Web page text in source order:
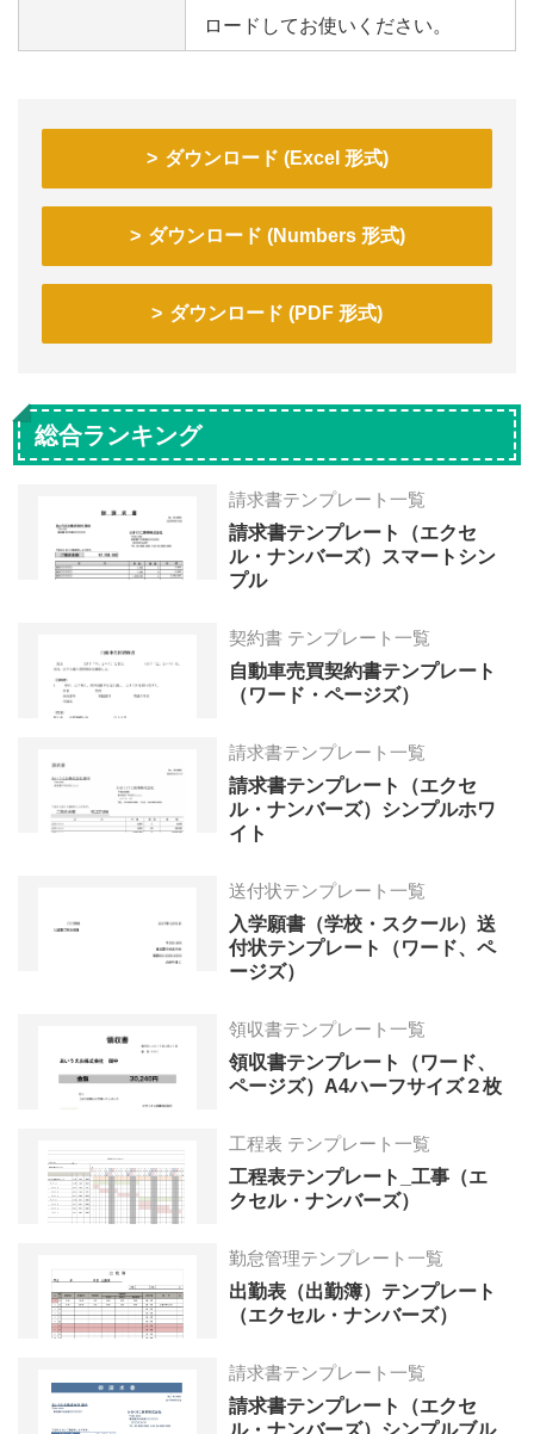
ロードしてお使いください。
ダウンロード (Excel 形式)
ダウンロード (Numbers 形式)
ダウンロード (PDF 形式)
総合ランキング
請求書テンプレート一覧
請求書テンプレート（エクセ
ル・ナンバーズ）スマートシン
プル
契約書 テンプレート一覧
自動車売買契約書テンプレート
（ワード・ページズ）
請求書テンプレート一覧
請求書テンプレート（エクセ
ル・ナンバーズ）シンプルホワ
イト
送付状テンプレート一覧
入学願書（学校・スクール）送
付状テンプレート（ワード、ペ
ージズ）
領収書テンプレート一覧
領収書テンプレート（ワード、
ページズ）A4ハーフサイズ２枚
工程表 テンプレート一覧
工程表テンプレート_工事（エ
クセル・ナンバーズ）
勤怠管理テンプレート一覧
出勤表（出勤簿）テンプレート
（エクセル・ナンバーズ）
請求書テンプレート一覧
請求書テンプレート（エクセ